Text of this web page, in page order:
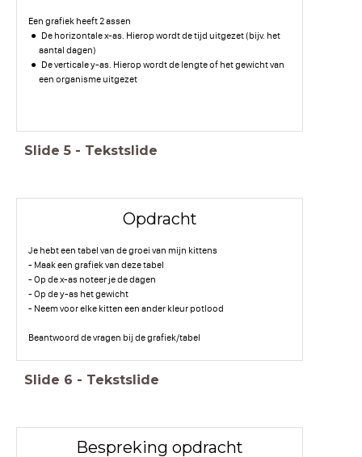
Een grafiek heeft 2 assen
De horizontale x-as. Hierop wordt de tijd uitgezet (bijv. het
aantal dagen)
De verticale y-as. Hierop wordt de lengte of het gewicht van
een organisme uitgezet
Slide 5 - Tekstslide
Opdracht
Je hebt een tabel van de groei van mijn kittens
- Maak een grafiek van deze tabel
- Op de x-as noteer je de dagen
- Op de y-as het gewicht
- Neem voor elke kitten een ander kleur potlood
Beantwoord de vragen bij de grafiek/tabel
Slide 6 - Tekstslide
Bespreking opdracht